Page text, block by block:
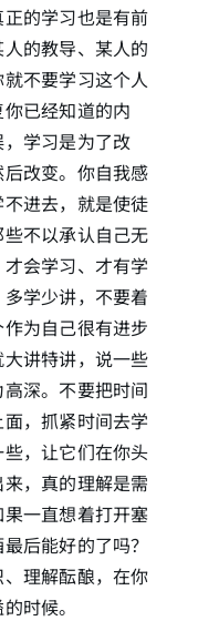
的学习也是有前
的教导、某人的
不要学习这个人
已经知道的内
学习是为了改
改变。你自我感
进去，就是使徒
不以承认自己无
会学习、才有学
学少讲，不要着
为自己很有进步
讲特讲，说一些
深。不要把时间
，抓紧时间去学
，让它们在你头
，真的理解是需
一直想着打开塞
后能好的了吗？
理解酝酿，在你
时候。